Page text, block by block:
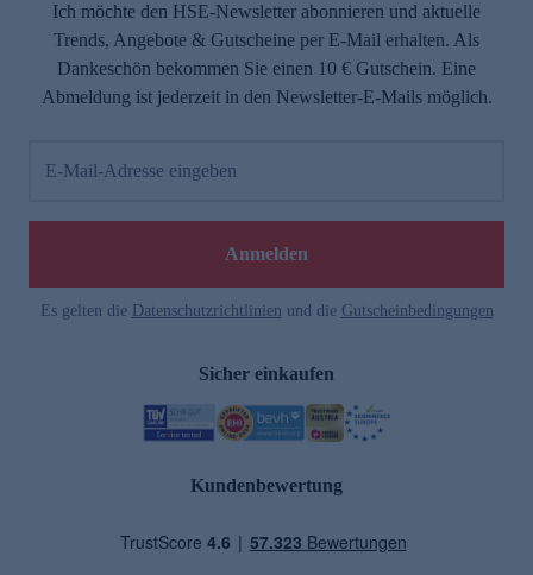
Ich möchte den HSE-Newsletter abonnieren und aktuelle
Trends, Angebote & Gutscheine per E-Mail erhalten. Als
Dankeschön bekommen Sie einen 10 € Gutschein. Eine
Abmeldung ist jederzeit in den Newsletter-E-Mails möglich.
E-Mail-Adresse eingeben
Anmelden
Es gelten die Datenschutzrichtlinien und die Gutscheinbedingungen
Sicher einkaufen
Kundenbewertung